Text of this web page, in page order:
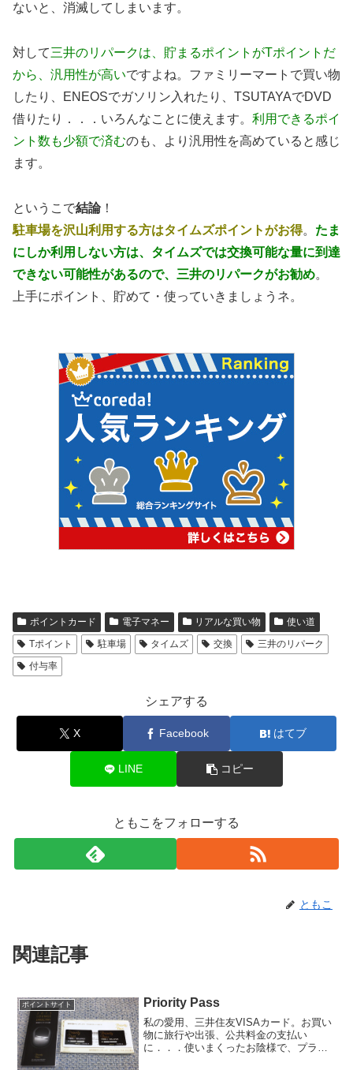
ないと、消滅してしまいます。
対して三井のリパークは、貯まるポイントがTポイントだ
から、汎用性が高いですよね。ファミリーマートで買い物
したり、ENEOSでガソリン入れたり、TSUTAYAでDVD
借りたり．．．いろんなことに使えます。 利用できるポイ
ント数も少額で済むのも、より汎用性を高めていると感じ
ます。
というこで結論！
駐車場を沢山利用する方はタイムズポイントがお得。 たま
にしか利用しない方は、タイムズでは交換可能な量に到達
できない可能性があるので、三井のリパークがお勧め。
上手にポイント、貯めて・使っていきましょうネ。
ポイントカード 電子マネー リアルな買い物
使い道
Tポイント
駐車場 タイムズ 交換
三井のリパーク
付与率
シェアする
X Facebook はてブ
LINE コピー
ともこをフォローする
ともこ
関連記事
ポイントサイト Priority Pass
私の愛用、三井住友VISAカード。お買い
物に旅行や出張、公共料金の支払い
に．．．使いまくったお陰様で、プラチ